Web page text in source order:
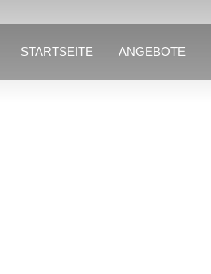
STARTSEITE ANGEBOTE